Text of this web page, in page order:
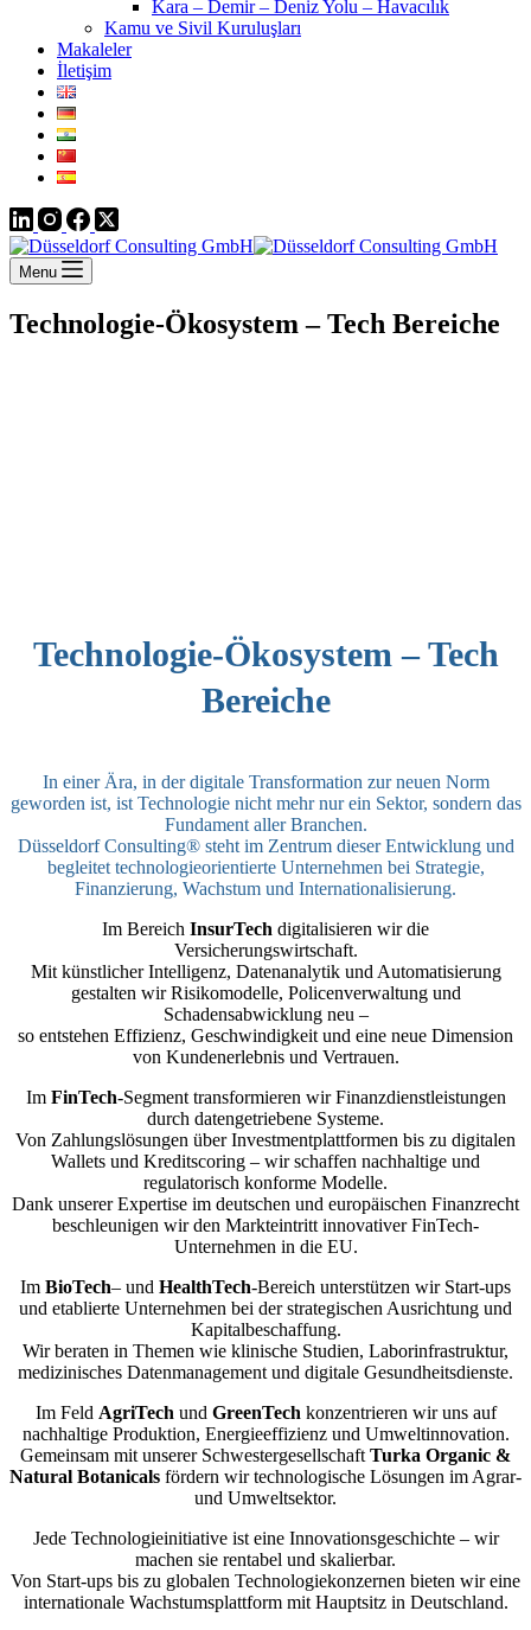
Kara – Demir – Deniz Yolu – Havacılık
Kamu ve Sivil Kuruluşları
Makaleler
İletişim
Menu
Technologie-Ökosystem – Tech Bereiche
Technologie-Ökosystem – Tech
Bereiche
In einer Ära, in der digitale Transformation zur neuen Norm
geworden ist, ist Technologie nicht mehr nur ein Sektor, sondern das
Fundament aller Branchen.
Düsseldorf Consulting® steht im Zentrum dieser Entwicklung und
begleitet technologieorientierte Unternehmen bei Strategie,
Finanzierung, Wachstum und Internationalisierung.
Im Bereich InsurTech digitalisieren wir die
Versicherungswirtschaft.
Mit künstlicher Intelligenz, Datenanalytik und Automatisierung
gestalten wir Risikomodelle, Policenverwaltung und
Schadensabwicklung neu –
so entstehen Effizienz, Geschwindigkeit und eine neue Dimension
von Kundenerlebnis und Vertrauen.
Im FinTech-Segment transformieren wir Finanzdienstleistungen
durch datengetriebene Systeme.
Von Zahlungslösungen über Investmentplattformen bis zu digitalen
Wallets und Kreditscoring – wir schaffen nachhaltige und
regulatorisch konforme Modelle.
Dank unserer Expertise im deutschen und europäischen Finanzrecht
beschleunigen wir den Markteintritt innovativer FinTech-
Unternehmen in die EU.
Im BioTech– und HealthTech-Bereich unterstützen wir Start-ups
und etablierte Unternehmen bei der strategischen Ausrichtung und
Kapitalbeschaffung.
Wir beraten in Themen wie klinische Studien, Laborinfrastruktur,
medizinisches Datenmanagement und digitale Gesundheitsdienste.
Im Feld AgriTech und GreenTech konzentrieren wir uns auf
nachhaltige Produktion, Energieeffizienz und Umweltinnovation.
Gemeinsam mit unserer Schwestergesellschaft Turka Organic &
Natural Botanicals fördern wir technologische Lösungen im Agrar-
und Umweltsektor.
Jede Technologieinitiative ist eine Innovationsgeschichte – wir
machen sie rentabel und skalierbar.
Von Start-ups bis zu globalen Technologiekonzernen bieten wir eine
internationale Wachstumsplattform mit Hauptsitz in Deutschland.